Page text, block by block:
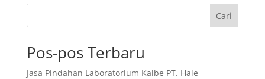
Cari
Pos-pos Terbaru
Jasa Pindahan Laboratorium Kalbe PT. Hale